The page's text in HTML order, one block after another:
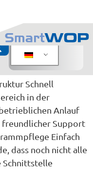
tischlerei.de
Schnell
in der
Anlauf
Support
Einfach
dass noch nicht alle
Schnittstelle